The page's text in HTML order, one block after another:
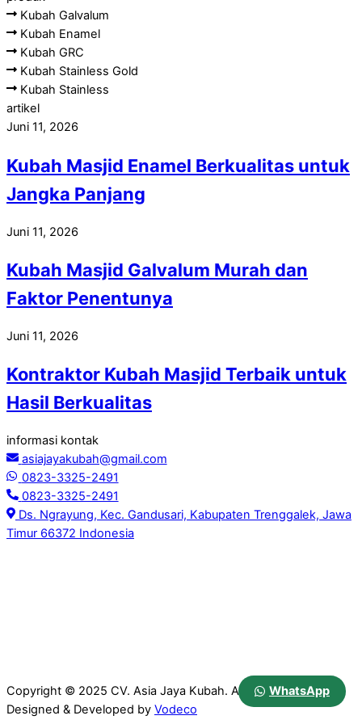
WhatsApp
Kubah Galvalum
Kubah Enamel
Kubah GRC
Kubah Stainless Gold
Kubah Stainless
artikel
Juni 11, 2026
Kubah Masjid Enamel Berkualitas untuk
Jangka Panjang
Juni 11, 2026
Kubah Masjid Galvalum Murah dan
Faktor Penentunya
Juni 11, 2026
Kontraktor Kubah Masjid Terbaik untuk
Hasil Berkualitas
informasi kontak
asiajayakubah@gmail.com
0823-3325-2491
0823-3325-2491
Ds. Ngrayung, Kec. Gandusari, Kabupaten Trenggalek, Jawa
Timur 66372 Indonesia
Copyright © 2025 CV. Asia Jaya Kubah. All Rights Reserved.
Designed & Developed by Vodeco